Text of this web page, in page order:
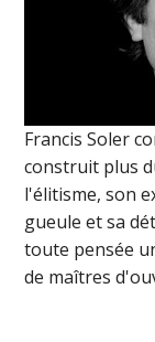
Francis Soler
construit plus
l'élitisme, son
gueule et sa
toute pensée
de maîtres